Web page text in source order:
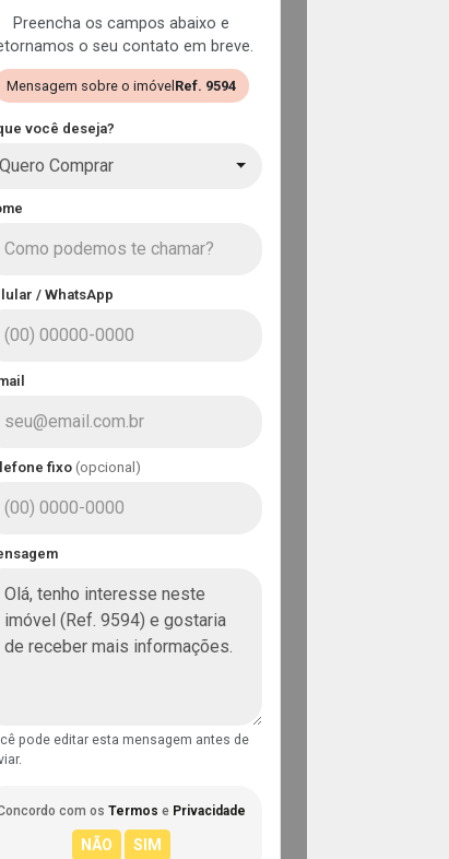
Preencha os campos abaixo e
o seu contato em breve.
Mensagem sobre o imóvel Ref. 9594
você deseja?
Quero Comprar
/ WhatsApp
fixo (opcional)
pode editar esta mensagem antes de
com os Termos e Privacidade